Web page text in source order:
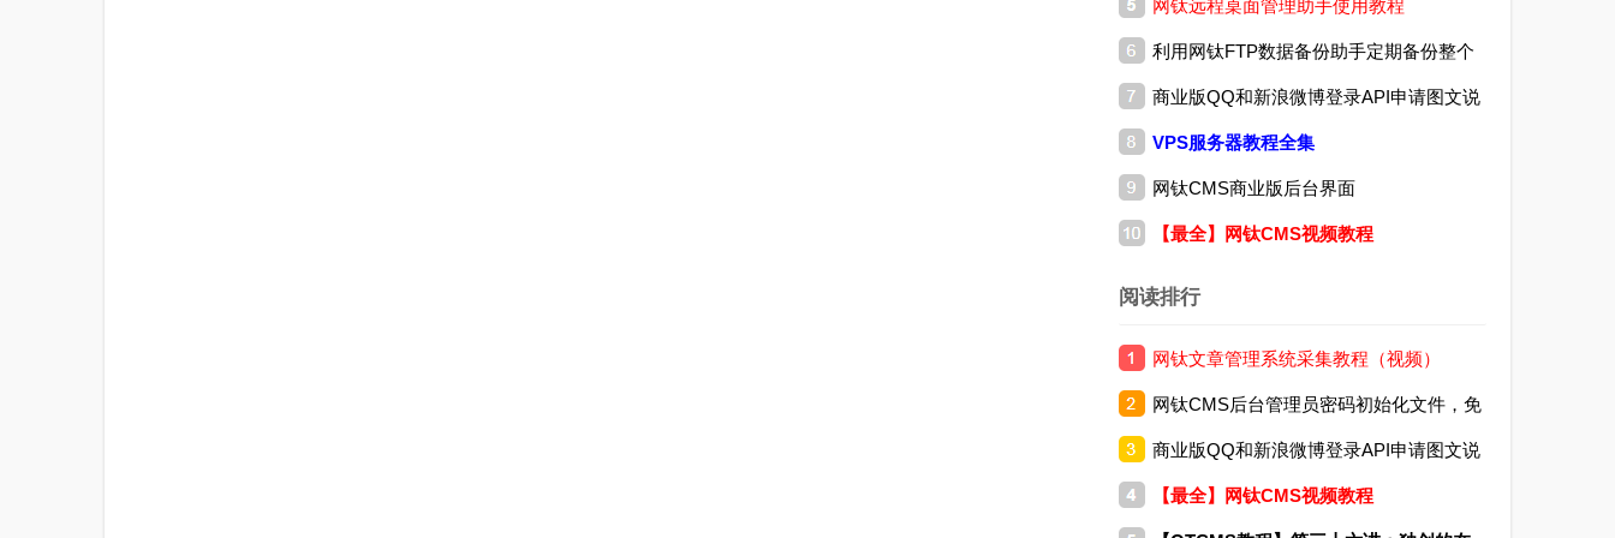
(04.06)
网钛远程桌面管理助手使用教程
利用网钛FTP数据备份助手定期备份整个
网站
商业版QQ和新浪微博登录API申请图文说
明
VPS服务器教程全集
网钛CMS商业版后台界面
【最全】网钛CMS视频教程
阅读排行
网钛文章管理系统采集教程（视频）
网钛CMS后台管理员密码初始化文件，免
费版和商业版都通用
商业版QQ和新浪微博登录API申请图文说
明
【最全】网钛CMS视频教程